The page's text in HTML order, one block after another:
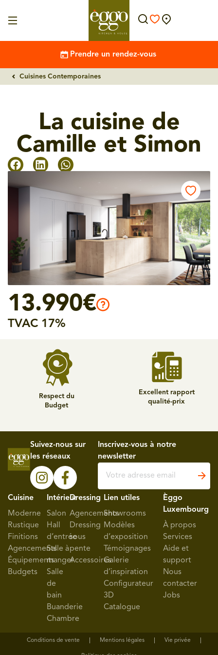
Prendre un rendez-vous
Cuisines Contemporaines
La cuisine de
Camille et Simon
13.990€
TVAC 17%
Respect du
Budget
Excellent rapport
qualité-prix
Suivez-nous sur
les réseaux
Inscrivez-vous à notre
newsletter
Cuisine
Moderne
Rustique
Finitions
Agencements
Équipements
Budgets
Intérieur
Salon
Hall
d’entrée
Salle à
manger
Salle
de
bain
Buanderie
Chambre
Dressing
Agencements
Dressing
sous
pente
Accessoires
Lien utiles
Showrooms
Modèles
d’exposition
Témoignages
Galerie
d’inspiration
Configurateur
3D
Catalogue
Èggo
Luxembourg
À propos
Services
Aide et
support
Nous
contacter
Jobs
Conditions de vente Mentions légales Vie privée